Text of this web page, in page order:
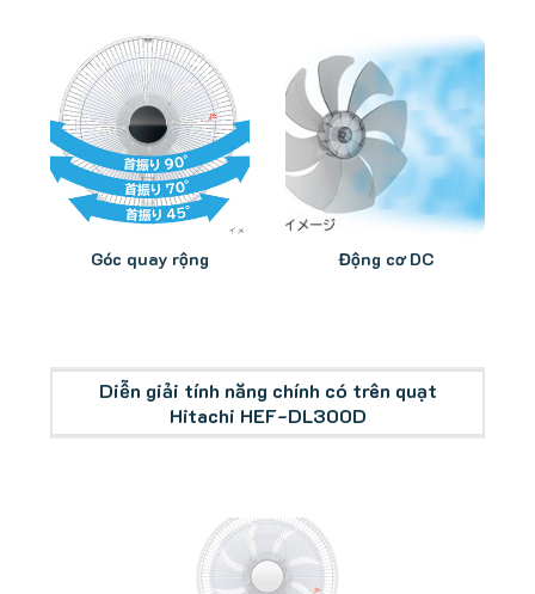
Góc quay rộng Động cơ DC
Diễn giải tính năng chính có trên quạt
Hitachi HEF-DL300D